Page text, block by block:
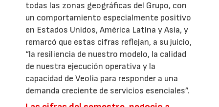
todas las zonas geográficas del Grupo, con
un comportamiento especialmente positivo
en Estados Unidos, América Latina y Asia, y
remarcó que estas cifras reflejan, a su juicio,
“la resiliencia de nuestro modelo, la calidad
de nuestra ejecución operativa y la
capacidad de Veolia para responder a una
demanda creciente de servicios esenciales”.